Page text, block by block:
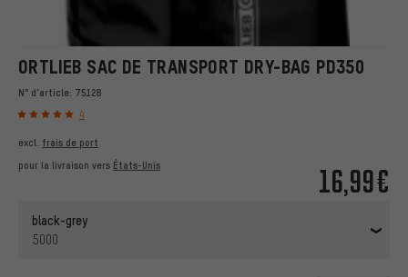
ORTLIEB SAC DE TRANSPORT DRY-BAG PD350
N° d'article: 75128
4
16,99€
excl. frais de port
pour la livraison vers États-Unis
black-grey
5000